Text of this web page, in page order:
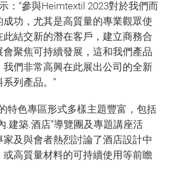
：“參與Heimtextil 2023對於我們而
功，尤其是高質量的專業觀眾使
結交新的潛在客戶，建立商務合
聚焦可持續發展，這和我們產品
我們非常高興在此展出公司的全新
列產品。”
特色專區形式多樣主題豐富，包括
.建築.酒店”導覽團及專題講座活
及與會者熱烈討論了酒店設計中
或高質量材料的可持續使用等前瞻